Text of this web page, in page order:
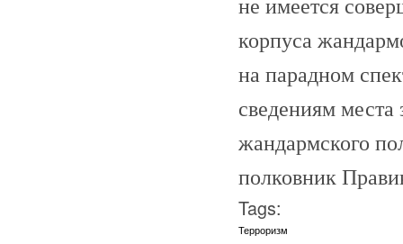
корпуса
на парадном
сведениям
жандармского
полковник
Tags:
Терроризм